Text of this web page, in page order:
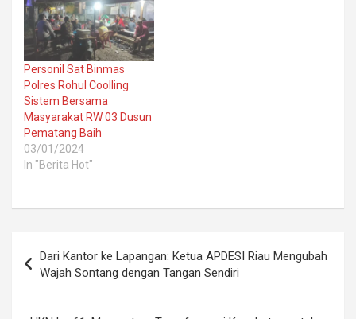
Personil Sat Binmas
Polres Rohul Coolling
Sistem Bersama
Masyarakat RW 03 Dusun
Pematang Baih
03/01/2024
In "Berita Hot"
navigation
Dari Kantor ke Lapangan: Ketua APDESI Riau Mengubah
Wajah Sontang dengan Tangan Sendiri